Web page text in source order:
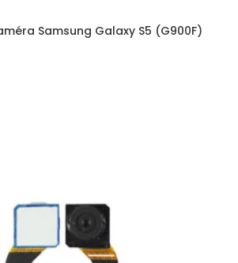
Samsung Galaxy S5 (G900F)